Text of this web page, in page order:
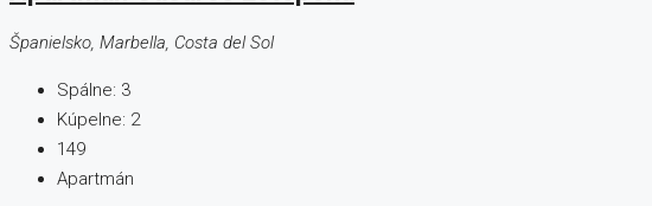
Španielsko, Marbella, Costa del Sol
Spálne: 3
Kúpelne: 2
149
Apartmán